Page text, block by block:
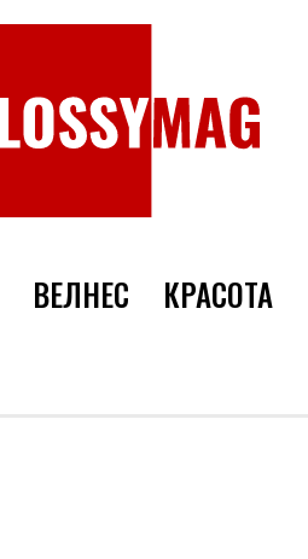
ВЕЛНЕС КРАСОТА